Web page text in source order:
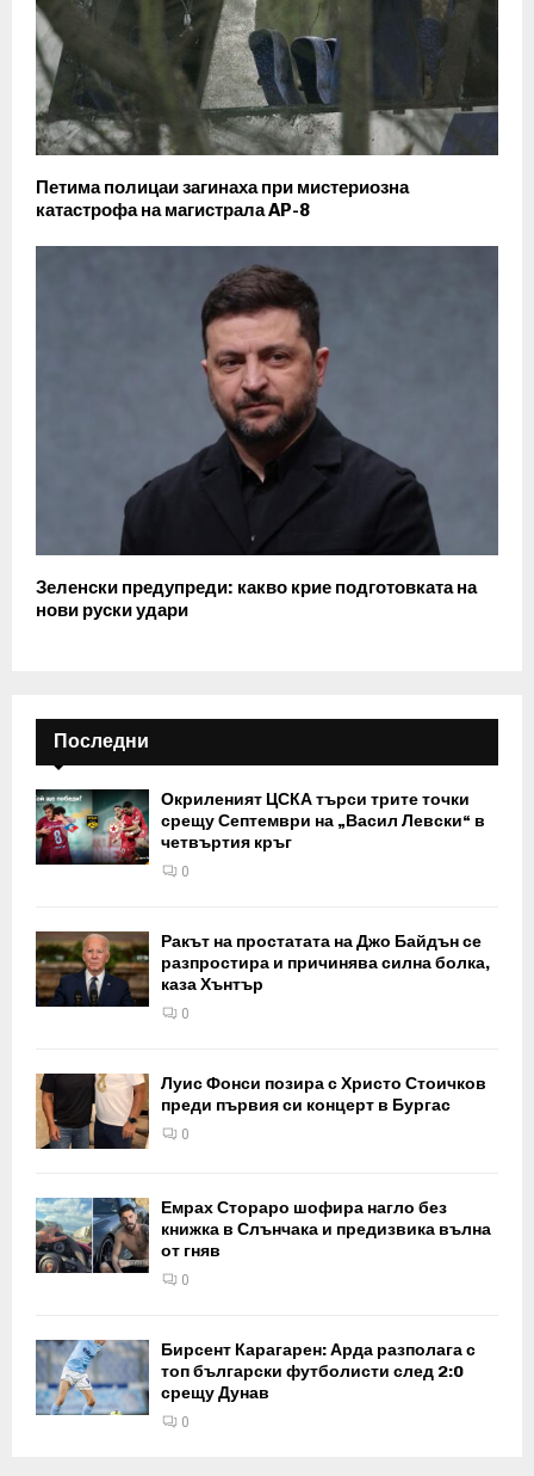
Петима полицаи загинаха при мистериозна
катастрофа на магистрала AP-8
Зеленски предупреди: какво крие подготовката на
нови руски удари
Последни
Окриленият ЦСКА търси трите точки
срещу Септември на „Васил Левски“ в
четвъртия кръг
0
Ракът на простатата на Джо Байдън се
разпростира и причинява силна болка,
каза Хънтър
0
Луис Фонси позира с Христо Стоичков
преди първия си концерт в Бургас
0
Емрах Стораро шофира нагло без
книжка в Слънчака и предизвика вълна
от гняв
0
Бирсент Карагарен: Арда разполага с
топ български футболисти след 2:0
срещу Дунав
0